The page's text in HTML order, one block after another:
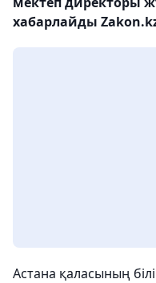
хабарлайды
Астана қаласының